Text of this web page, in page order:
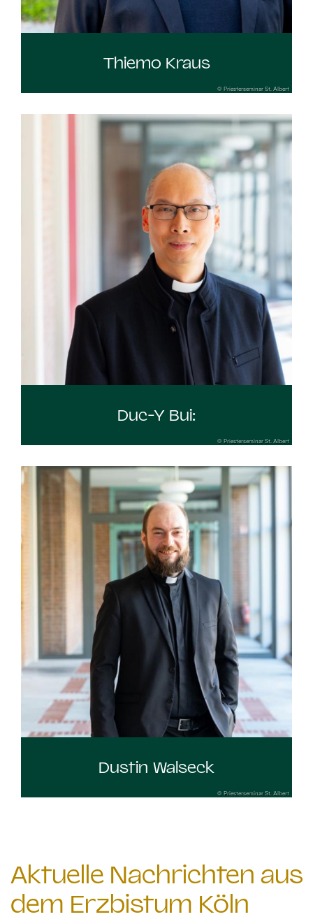
Thiemo Kraus
© Priesterseminar St. Albert
Duc-Y Bui:
© Priesterseminar St. Albert
Dustin Walseck
© Priesterseminar St. Albert
Aktuelle Nachrichten aus
dem Erzbistum Köln